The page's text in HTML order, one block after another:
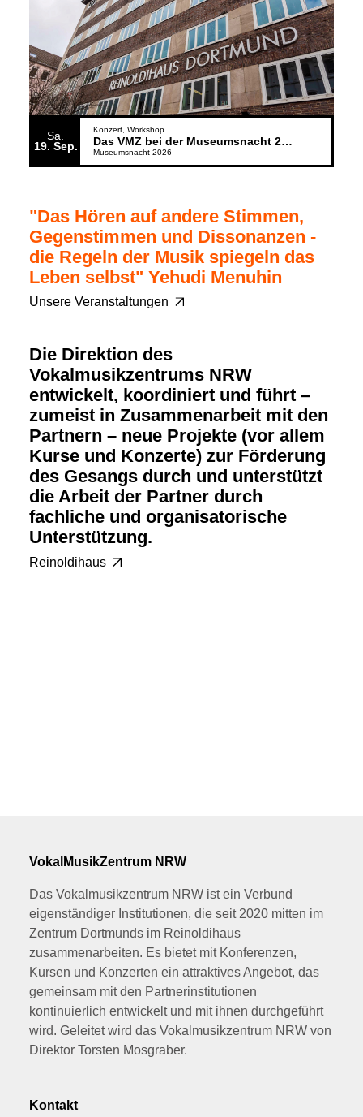
Sa.
19 Sep.
Konzert Workshop
Das VMZ bei der Museumsnacht 2026
Museumsnacht 2026
"Das Hören auf andere Stimmen,
Gegenstimmen und Dissonanzen -
die Regeln der Musik spiegeln das
Leben selbst" Yehudi Menuhin
Unsere Veranstaltungen
Die Direktion des
Vokalmusikzentrums NRW
entwickelt, koordiniert und führt –
zumeist in Zusammenarbeit mit den
Partnern – neue Projekte (vor allem
Kurse und Konzerte) zur Förderung
des Gesangs durch und unterstützt
die Arbeit der Partner durch
fachliche und organisatorische
Unterstützung.
Reinoldihaus
VokalMusikZentrum NRW
Das Vokalmusikzentrum NRW ist ein Verbund
eigenständiger Institutionen, die seit 2020 mitten im
Zentrum Dortmunds im Reinoldihaus
zusammenarbeiten. Es bietet mit Konferenzen,
Kursen und Konzerten ein attraktives Angebot, das
gemeinsam mit den Partnerinstitutionen
kontinuierlich entwickelt und mit ihnen durchgeführt
wird. Geleitet wird das Vokalmusikzentrum NRW von
Direktor Torsten Mosgraber.
Kontakt